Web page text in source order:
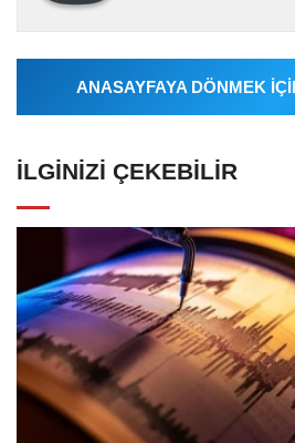
ANASAYFAYA DÖNMEK
İLGINIZI ÇEKEBILIR